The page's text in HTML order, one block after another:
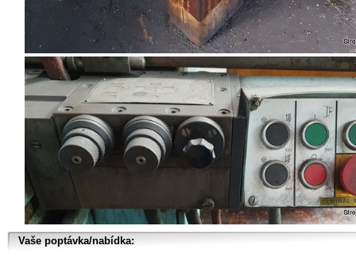
Vaše poptávka/nabídka: